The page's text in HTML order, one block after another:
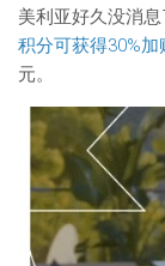
美利亚好久没消
积分可获得30%加
元。